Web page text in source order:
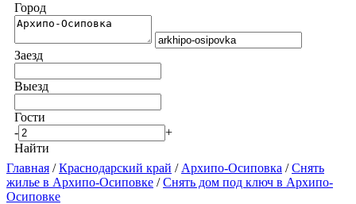
Город
Заезд
Выезд
Гости
-
+
Найти
Главная /Краснодарский край / Архипо-Осиповка /Снять
жилье в Архипо-Осиповке /Снять дом под ключ в Архипо-
Осиповке